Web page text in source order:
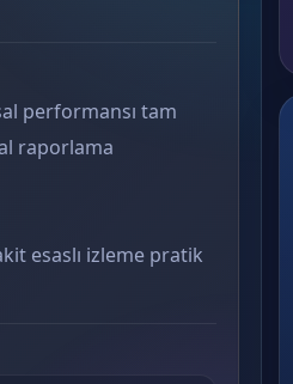
performansı tam
raporlama
esaslı izleme pratik